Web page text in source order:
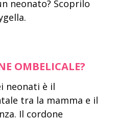
neonato? Scoprilo
OMBELICALE?
neonati è il
tra la mamma e il
Il cordone